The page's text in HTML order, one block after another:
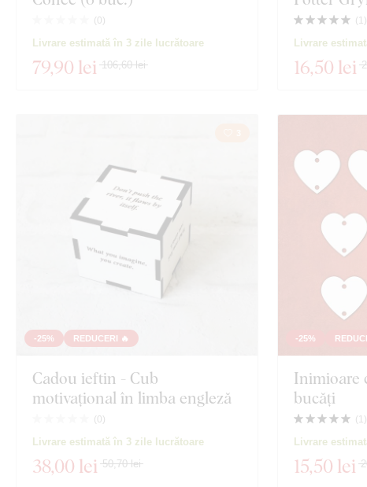
Adâncime
Vizualizare 13
( 0)
Livrare estimată în 3 zile lucrătoare
79,90 lei 106,60 lei
(1)
Livrare
16,50 lei
-25% REDUCERI 🔥
Cadou ieftin - Cub
motivațional în limba engleză
( 0)
Livrare estimată în 3 zile lucrătoare
38,00 lei 50,70 lei
-25%
Inimioare
bucăți
(1)
Livrare
15,50 lei